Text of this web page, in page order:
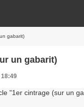
gabarit)
un gabarit)
18:49